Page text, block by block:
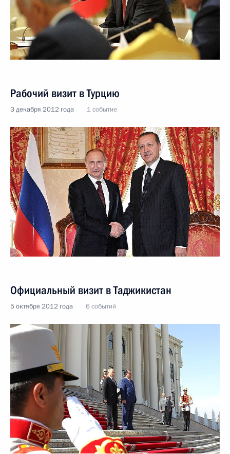
Рабочий визит в Турцию
3 декабря 2012 года 1 событие
Официальный визит в Таджикистан
5 октября 2012 года 6 событий